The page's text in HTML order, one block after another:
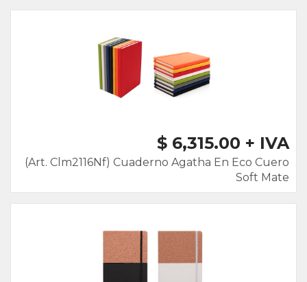
$ 6,315.00 + IVA
(Art. Clm2116Nf) Cuaderno Agatha En Eco Cuero
Soft Mate